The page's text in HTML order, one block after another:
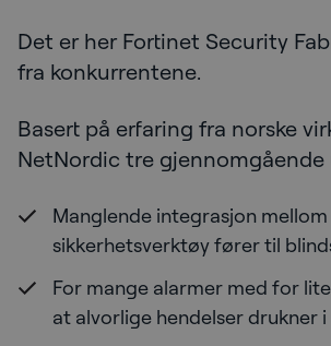
Det er her Fortinet Security
fra konkurrentene.
Basert på erfaring fra norske
NetNordic tre
Manglende integrasjon mellom
sikkerhetsverktøy fører til
For mange alarmer med for
at alvorlige hendelser drukner